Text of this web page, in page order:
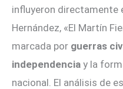
influyeron directamente
Hernández, «El Martín
marcada por guerras
independencia y la
nacional. El análisis de